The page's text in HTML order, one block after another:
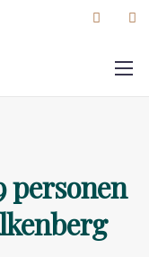
personen